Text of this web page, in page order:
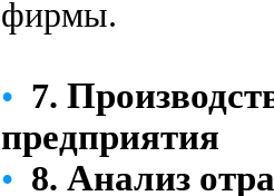
фирмы.
• 7.
предприятия
• 8. Анализ